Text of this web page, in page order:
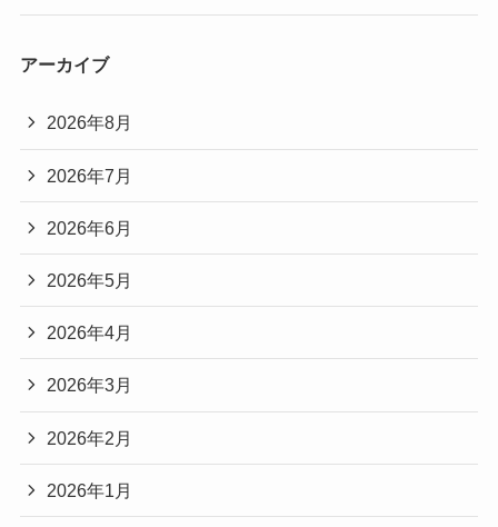
アーカイブ
2026年8月
2026年7月
2026年6月
2026年5月
2026年4月
2026年3月
2026年2月
2026年1月